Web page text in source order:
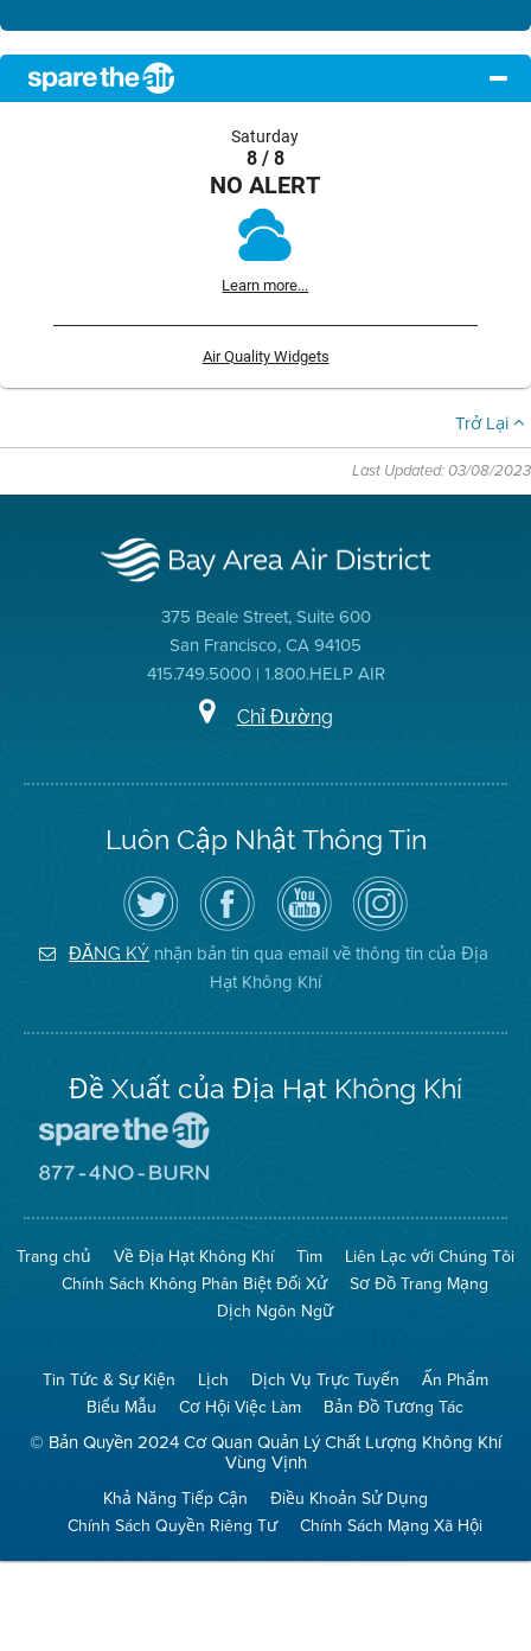
Saturday
8 / 8
NO ALERT
Learn more...
Air Quality Widgets
Trở Lại
Last Updated: 03/08/2023
375 Beale Street, Suite 600
San Francisco, CA 94105
415.749.5000 | 1.800.HELP AIR
Chỉ Đường
Luôn Cập Nhật Thông Tin
Hãy
theo
dõi
Địa
Hạt
Không
Truy
cập
Trang
Facebook
của
Địa
Hạt
Kênh
YouTube
của
Địa
Hạt
Không
Khí
Air
District
on
Instagram
ĐĂNG KÝ nhận bản tin qua email về thông tin của Địa
Hạt Không Khí
Đề Xuất của Địa Hạt Không Khí
The
(Bảo
Toàn
Không
Khí)
Mạng
No
Burn
(Không
Đốt)
Trang chủ Về Địa Hạt Không Khí Tìm
Liên Lạc với Chúng Tôi
Chính Sách Không Phân Biệt Đối Xử
Sơ Đồ Trang Mạng
Dịch Ngôn Ngữ
Tin Tức & Sự Kiện Lịch Dịch Vụ Trực Tuyến
Ấn Phẩm
Biểu Mẫu
Cơ Hội Việc Làm Bản Đồ Tương Tác
© Bản Quyền 2024 Cơ Quan Quản Lý Chất Lượng Không Khí
Vùng Vịnh
Khả Năng Tiếp Cận
Điều Khoản Sử Dụng
Chính Sách Quyền Riêng Tư
Chính Sách Mạng Xã Hội